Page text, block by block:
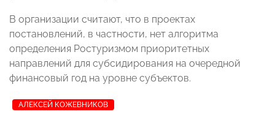
В организации считают, что в проектах
постановлений, в частности, нет алгоритма
определения Ростуризмом приоритетных
направлений для субсидирования на очередной
финансовый год на уровне субъектов.
АЛЕКСЕЙ КОЖЕВНИКОВ